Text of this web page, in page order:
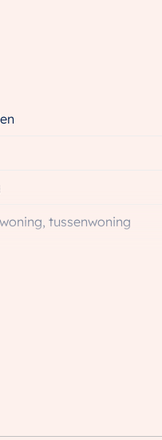
tussenwoning